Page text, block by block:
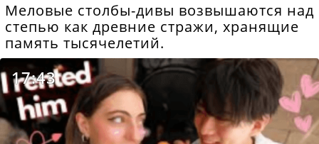
Меловые столбы-дивы возвышаются над
степью как древние стражи, хранящие
память тысячелетий.
17:43